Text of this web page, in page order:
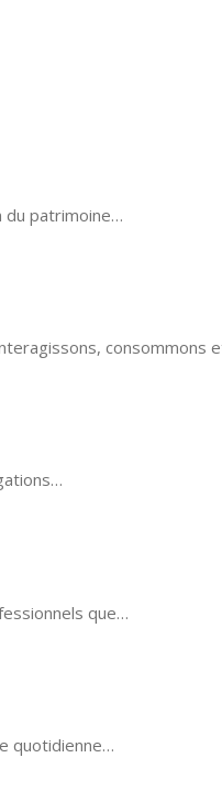
du patrimoine…
consommons
que…
quotidienne…